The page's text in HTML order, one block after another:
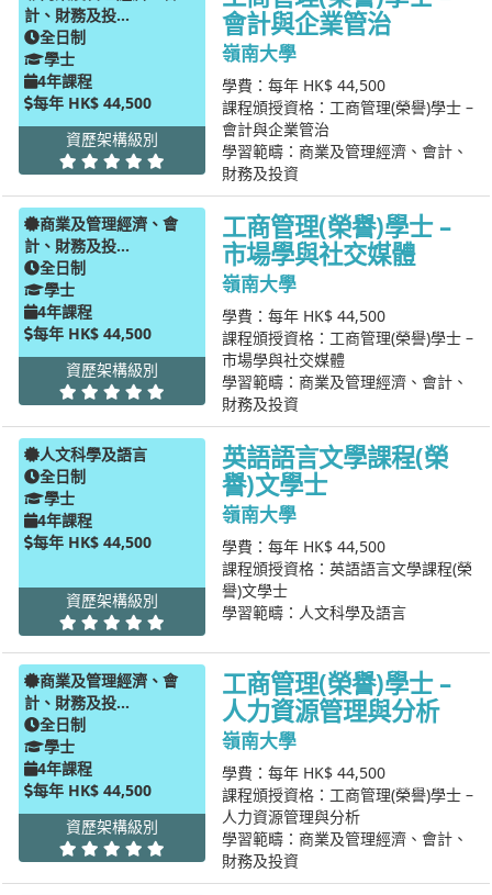
計、財務及投...
全日制
學士
4年課程
每年 HK$ 44,500
資歷架構級別
會計與企業管治
嶺南大學
學費：每年 HK$ 44,500
課程頒授資格：工商管理(榮譽)學士 –
會計與企業管治
學習範疇：商業及管理經濟、會計、
財務及投資
商業及管理經濟、會
計、財務及投...
全日制
學士
4年課程
每年 HK$ 44,500
資歷架構級別
工商管理(榮譽)學士 –
市場學與社交媒體
嶺南大學
學費：每年 HK$ 44,500
課程頒授資格：工商管理(榮譽)學士 –
市場學與社交媒體
學習範疇：商業及管理經濟、會計、
財務及投資
人文科學及語言
全日制
學士
4年課程
每年 HK$ 44,500
資歷架構級別
英語語言文學課程(榮
譽)文學士
嶺南大學
學費：每年 HK$ 44,500
課程頒授資格：英語語言文學課程(榮
譽)文學士
學習範疇：人文科學及語言
商業及管理經濟、會
計、財務及投...
全日制
學士
4年課程
每年 HK$ 44,500
資歷架構級別
工商管理(榮譽)學士 –
人力資源管理與分析
嶺南大學
學費：每年 HK$ 44,500
課程頒授資格：工商管理(榮譽)學士 –
人力資源管理與分析
學習範疇：商業及管理經濟、會計、
財務及投資